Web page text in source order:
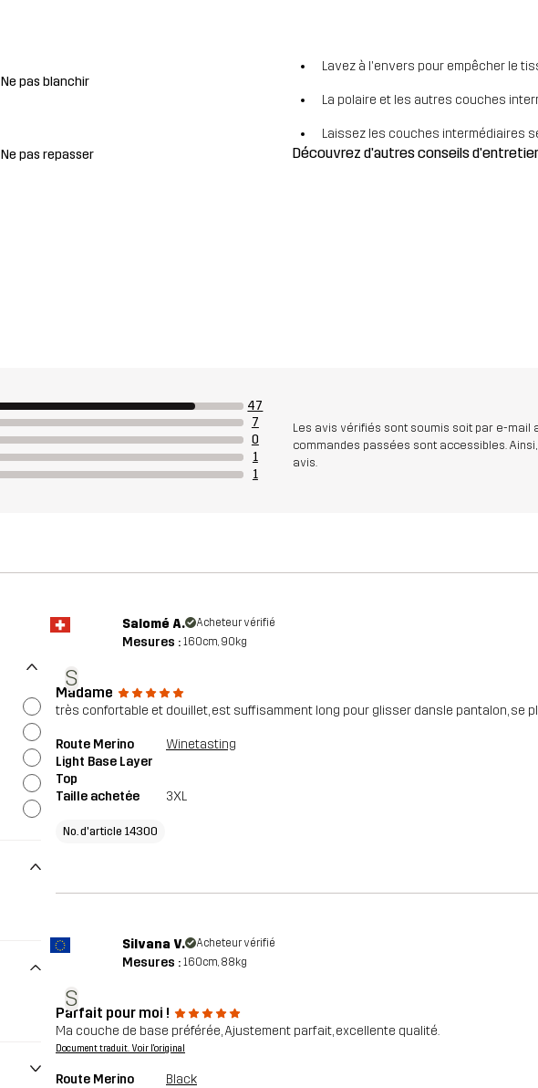
Ne pas blanchir
Ne pas repasser
Lavez à l'envers pour empêcher le
La polaire et les autres couches
Laissez les couches intermédiaires
Découvrez d'autres conseils
47
7
0
1
1
Les avis vérifiés sont soumis soit par e-mail
commandes passées sont accessibles.
avis.
S
Salomé A. Acheteur vérifié
Mesures : 160cm, 90kg
Madame
très confortable et douillet, est suffisamment long pour glisser dansle pantalon, se
Route Merino
Light Base Layer
Top
Winetasting
Taille achetée 3XL
No. d'article 14300
S
Silvana V. Acheteur vérifié
Mesures : 160cm, 88kg
Parfait pour moi !
Ma couche de base préférée, Ajustement parfait, excellente qualité.
Document traduit. Voir l'original
Route Merino Black